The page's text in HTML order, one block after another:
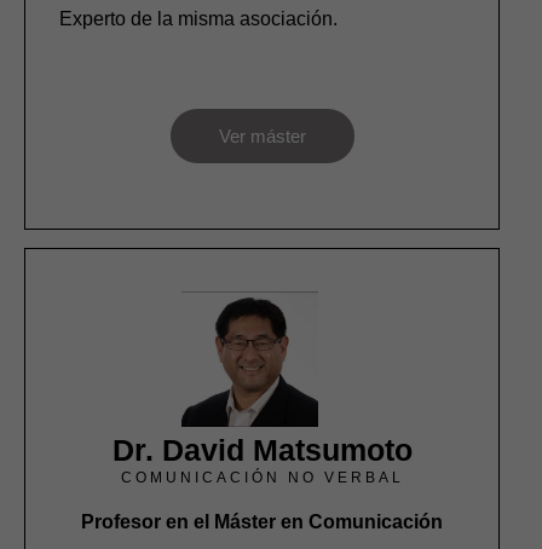
Experto de la misma asociación.
Ver máster
Dr. David Matsumoto
COMUNICACIÓN NO VERBAL
Profesor en el Máster en Comunicación